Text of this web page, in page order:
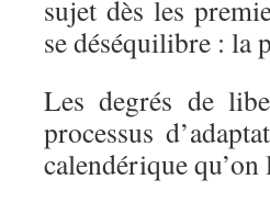
sujet dès les
se déséquilibre : la
Les degrés de
processus
calendérique